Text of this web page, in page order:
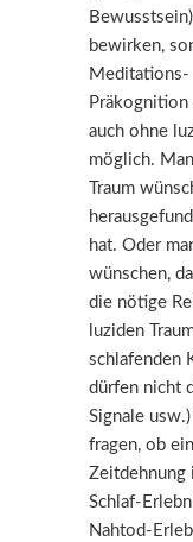
bewirken,
Meditations-
Präkognition
auch ohne
möglich.
Traum
hat. Oder
wünschen,
die nötige
luziden
schlafenden
dürfen nicht
Signale
fragen, ob
Zeitdehnung
Schlaf-
Nahtod-